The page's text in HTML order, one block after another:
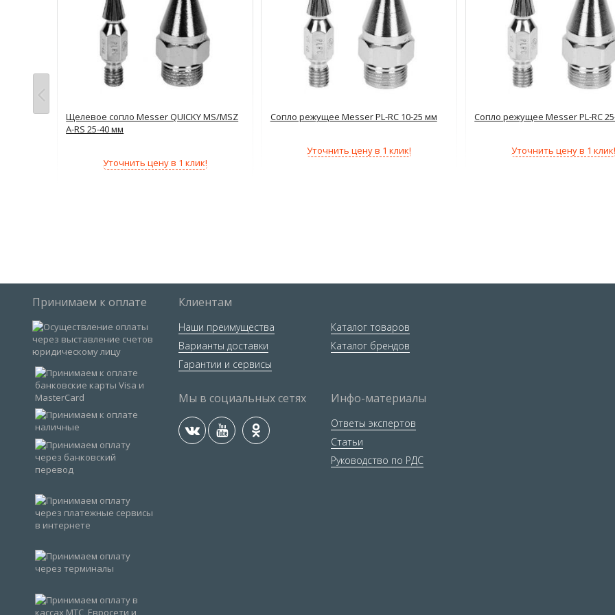
Щелевое сопло Messer QUICKY MS/MSZ
A-RS 25-40 мм
Уточнить цену в 1 клик!
Сопло режущее Messer PL-RC 10-25 мм
Уточнить цену в 1 клик!
Сопло режущее Messer PL-RC
Уточнить цену в 1 клик!
Принимаем к оплате Клиентам
Наши преимущества
Варианты доставки
Гарантии и сервисы
Каталог товаров
Каталог брендов
Мы в социальных сетях Инфо-материалы
Ответы экспертов
Статьи
Руководство по РДС